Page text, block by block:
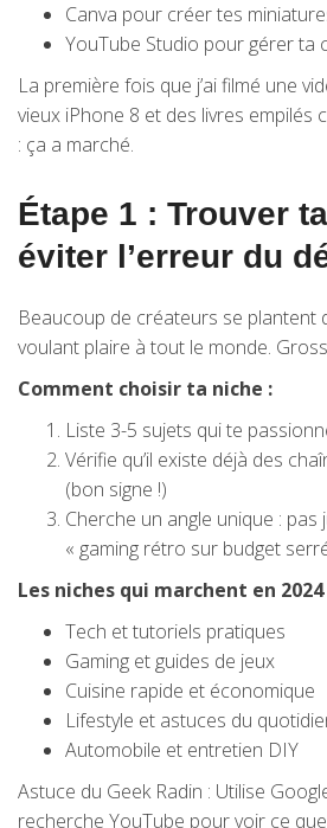
Canva pour créer tes
YouTube Studio pour gérer ta
La première fois que j’ai filmé une
vieux iPhone 8 et des livres empilés
: ça a marché.
Étape 1 : Trouver
éviter l’erreur du
Beaucoup de créateurs se plantent
voulant plaire à tout le monde.
Comment choisir ta niche :
Liste 3-5 sujets qui te
Vérifie qu’il existe déjà des
(bon signe !)
Cherche un angle unique : pas
« gaming rétro sur budget
Les niches qui marchent en 2024
Tech et tutoriels pratiques
Gaming et guides de jeux
Cuisine rapide et économique
Lifestyle et astuces du
Automobile et entretien DIY
Astuce du Geek Radin : Utilise
recherche YouTube pour voir ce